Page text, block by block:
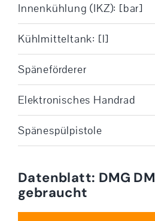
Innenkühlung (IKZ): [bar]
Kühlmitteltank: [l]
Späneförderer
Elektronisches Handrad
Spänespülpistole
Datenblatt: DMG
gebraucht